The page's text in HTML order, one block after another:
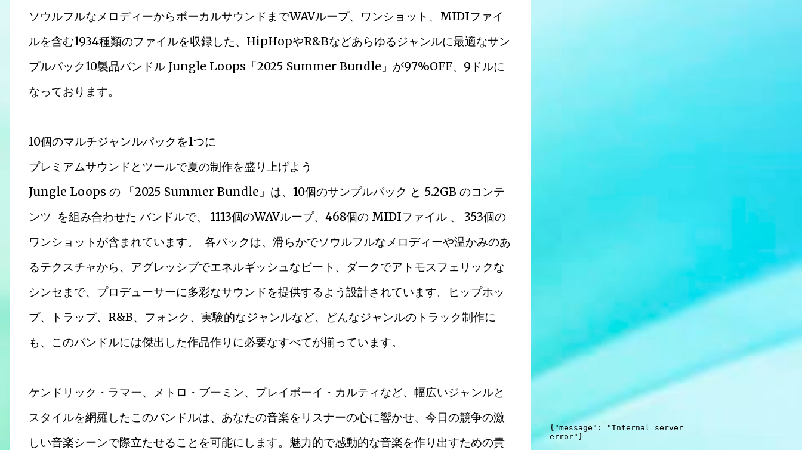
ソウルフルなメロディーからボーカルサウンドまでWAVループ、ワンショット、MIDIファイ
ルを含む1934種類のファイルを収録した、HipHopやR&Bなどあらゆるジャンルに最適なサン
プルパック10製品バンドル Jungle Loops「2025 Summer Bundle」が97%OFF、9ドルに
なっております。
10個のマルチジャンルパックを1つに
プレミアムサウンドとツールで夏の制作を盛り上げよう
Jungle Loops の 「2025 Summer Bundle」は、10個のサンプルパック と 5.2GB のコンテ
ンツ を組み合わせた バンドルで、 1113個のWAVループ、468個の MIDIファイル 、 353個の
ワンショットが含まれています。 各パックは、滑らかでソウルフルなメロディーや温かみのあ
るテクスチャから、アグレッシブでエネルギッシュなビート、ダークでアトモスフェリックな
シンセまで、プロデューサーに多彩なサウンドを提供するよう設計されています。ヒップホッ
プ、トラップ、R&B、フォンク、実験的なジャンルなど、どんなジャンルのトラック制作に
も、このバンドルには傑出した作品作りに必要なすべてが揃っています。
ケンドリック・ラマー、メトロ・ブーミン、プレイボーイ・カルティなど、幅広いジャンルと
スタイルを網羅したこのバンドルは、あなたの音楽をリスナーの心に響かせ、今日の競争の激
しい音楽シーンで際立たせることを可能にします。魅力的で感動的な音楽を作り出すための貴